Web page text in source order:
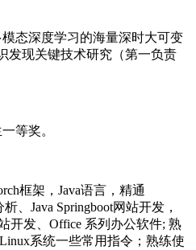
模态深度学习的海量深时大可变
发现关键技术研究（第一负责
等奖。
框架，Java语言，精通
、Java Springboot网站开发，
开发、Office 系列办公软件; 熟
系统一些常用指令；熟练使